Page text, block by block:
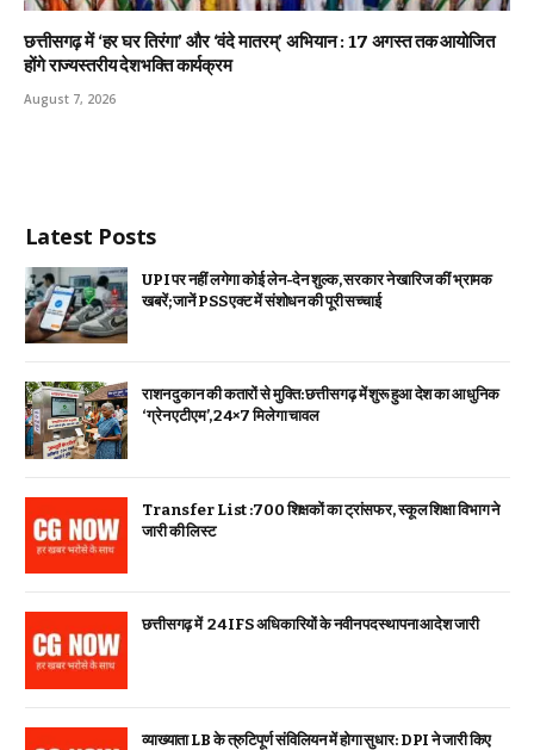
छत्तीसगढ़ में ‘हर घर तिरंगा’ और ‘वंदे मातरम्’ अभियान : 17 अगस्त तक आयोजित
होंगे राज्यस्तरीय देशभक्ति कार्यक्रम
August 7, 2026
Latest Posts
UPI पर नहीं लगेगा कोई लेन-देन शुल्क, सरकार ने खारिज कीं भ्रामक
खबरें; जानें PSS एक्ट में संशोधन की पूरी सच्चाई
राशन दुकान की कतारों से मुक्ति: छत्तीसगढ़ में शुरू हुआ देश का आधुनिक
‘ग्रेन एटीएम’, 24×7 मिलेगा चावल
Transfer List :700 शिक्षकों का ट्रांसफर, स्कूल शिक्षा विभाग ने
जारी की लिस्ट
छत्तीसगढ़ में 24 IFS अधिकारियों के नवीन पदस्थापना आदेश जारी
व्याख्याता LB के त्रुटिपूर्ण संविलियन में होगा सुधार: DPI ने जारी किए